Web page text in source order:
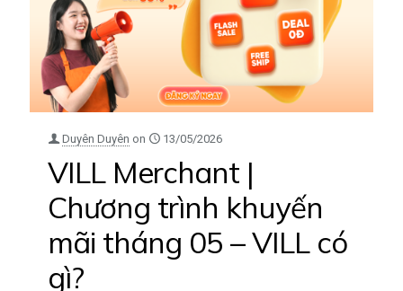
Duyên Duyên on 13/05/2026
VILL Merchant |
Chương trình khuyến
mãi tháng 05 – VILL có
gì?